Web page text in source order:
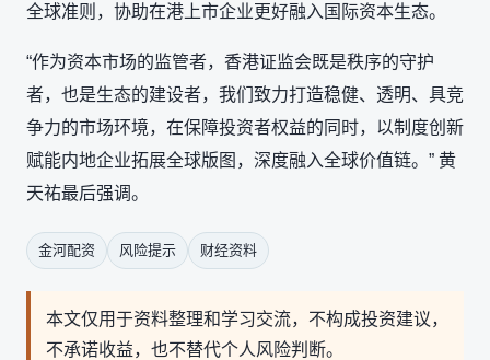
全球准则，协助在港上市企业更好融入国际资本生态。
“作为资本市场的监管者，香港证监会既是秩序的守护
者，也是生态的建设者，我们致力打造稳健、透明、具竞
争力的市场环境，在保障投资者权益的同时，以制度创新
赋能内地企业拓展全球版图，深度融入全球价值链。” 黄
天祐最后强调。
金河配资 风险提示 财经资料
本文仅用于资料整理和学习交流，不构成投资建议，
不承诺收益，也不替代个人风险判断。